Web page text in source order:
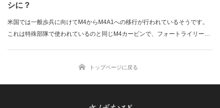
シに？
米国では一般歩兵に向けてM4からM4A1への移行が行われているそうです。
これは特殊部隊で使われているのと同じM4カービンで、フォートライリー
トップページに戻る